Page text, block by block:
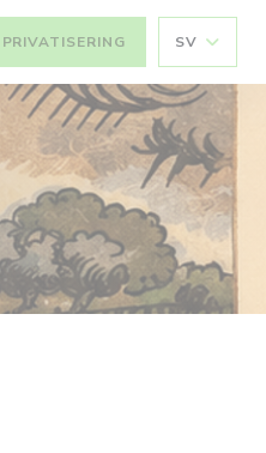
PRIVATISERING SV